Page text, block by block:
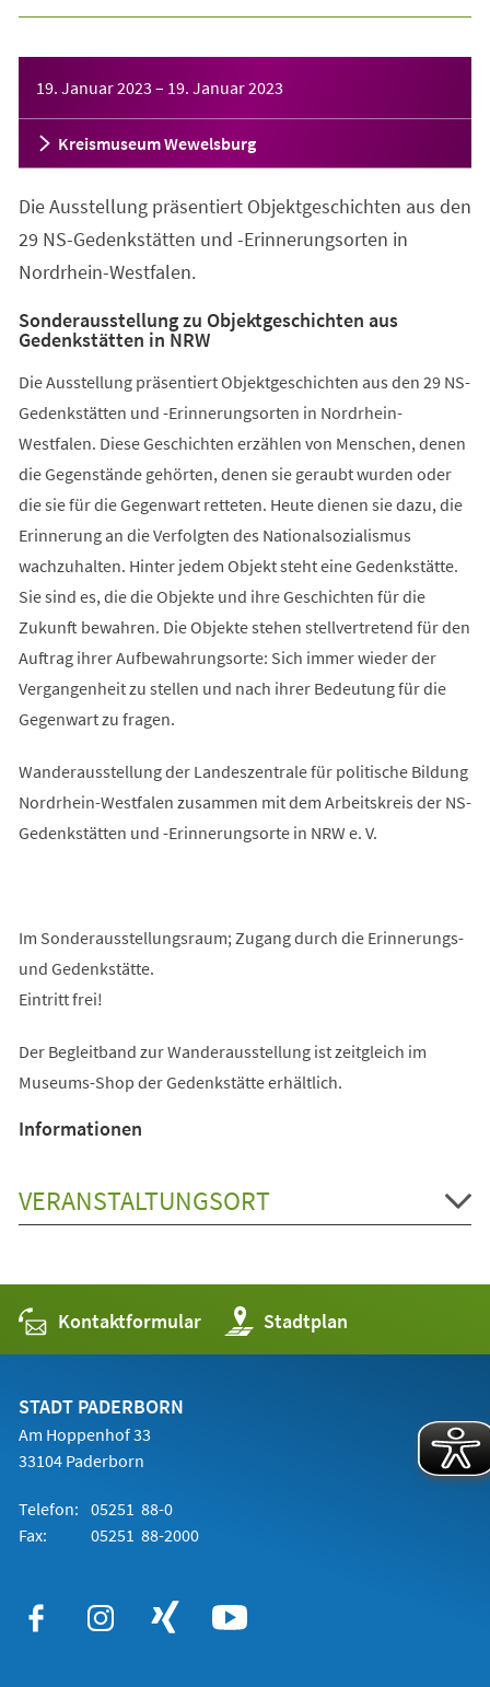
19. Januar 2023 – 19. Januar 2023
Kreismuseum Wewelsburg
Die Ausstellung präsentiert Objektgeschichten aus den
29 NS-Gedenkstätten und -Erinnerungsorten in
Nordrhein-Westfalen.
Sonderausstellung zu Objektgeschichten aus
Gedenkstätten in NRW
Die Ausstellung präsentiert Objektgeschichten aus den 29 NS-
Gedenkstätten und -Erinnerungsorten in Nordrhein-
Westfalen. Diese Geschichten erzählen von Menschen, denen
die Gegenstände gehörten, denen sie geraubt wurden oder
die sie für die Gegenwart retteten. Heute dienen sie dazu, die
Erinnerung an die Verfolgten des Nationalsozialismus
wachzuhalten. Hinter jedem Objekt steht eine Gedenkstätte.
Sie sind es, die die Objekte und ihre Geschichten für die
Zukunft bewahren. Die Objekte stehen stellvertretend für den
Auftrag ihrer Aufbewahrungsorte: Sich immer wieder der
Vergangenheit zu stellen und nach ihrer Bedeutung für die
Gegenwart zu fragen.
Wanderausstellung der Landeszentrale für politische Bildung
Nordrhein-Westfalen zusammen mit dem Arbeitskreis der NS-
Gedenkstätten und -Erinnerungsorte in NRW e. V.
Im Sonderausstellungsraum; Zugang durch die Erinnerungs-
und Gedenkstätte.
Eintritt frei!
Der Begleitband zur Wanderausstellung ist zeitgleich im
Museums-Shop der Gedenkstätte erhältlich.
Informationen
VERANSTALTUNGSORT
Kontaktformular Stadtplan
(Öffnet
in
einem
STADT PADERBORN
Am Hoppenhof 33
33104 Paderborn
Telefon: 05251 88-0
Fax:
05251 88-2000